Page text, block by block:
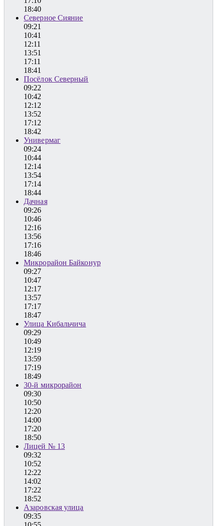
18:40
Северное Сияние
09:21
10:41
12:11
13:51
17:11
18:41
Посёлок Северный
09:22
10:42
12:12
13:52
17:12
18:42
Универмаг
09:24
10:44
12:14
13:54
17:14
18:44
Дачная
09:26
10:46
12:16
13:56
17:16
18:46
Микрорайон Байконур
09:27
10:47
12:17
13:57
17:17
18:47
Улица Кибальчича
09:29
10:49
12:19
13:59
17:19
18:49
30-й микрорайон
09:30
10:50
12:20
14:00
17:20
18:50
Лицей № 13
09:32
10:52
12:22
14:02
17:22
18:52
Азаровская улица
09:35